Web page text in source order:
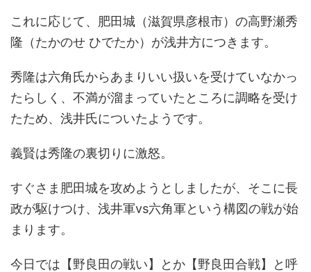
これに応じて、肥田城（滋賀県彦根市）の高野瀬秀
隆（たかのせ ひでたか）が浅井方につきます。
秀隆は六角氏からあまりいい扱いを受けていなかっ
たらしく、不満が溜まっていたところに調略を受け
たため、浅井氏についたようです。
義賢は秀隆の裏切りに激怒。
すぐさま肥田城を攻めようとしましたが、そこに長
政が駆けつけ、浅井軍vs六角軍という構図の戦が始
まります。
今日では【野良田の戦い】とか【野良田合戦】と呼